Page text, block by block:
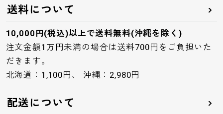
送料について
10,000円(税込)以上で送料無料(沖縄を除く)
注文金額1万円未満の場合は送料700円をご負担いた
だきます。
北海道：1,100円、 沖縄：2,980円
配送について